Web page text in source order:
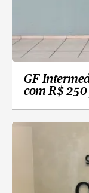
GF
com R$